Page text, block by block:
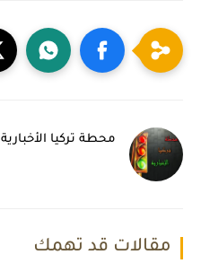
محطة تركيا الأخبارية
مقالات قد تهمك